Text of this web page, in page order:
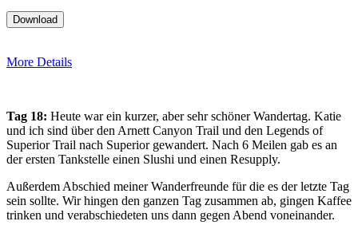
More Details
Tag 18: Heute war ein kurzer, aber sehr schöner Wandertag. Katie
und ich sind über den Arnett Canyon Trail und den Legends of
Superior Trail nach Superior gewandert. Nach 6 Meilen gab es an
der ersten Tankstelle einen Slushi und einen Resupply.
Außerdem Abschied meiner Wanderfreunde für die es der letzte Tag
sein sollte. Wir hingen den ganzen Tag zusammen ab, gingen Kaffee
trinken und verabschiedeten uns dann gegen Abend voneinander.